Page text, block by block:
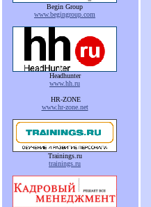
Begin Group
www.begingroup.com
Headhunter
www.hh.ru
HR-ZONE
www.hr-zone.net
Trainings.ru
trainings.ru